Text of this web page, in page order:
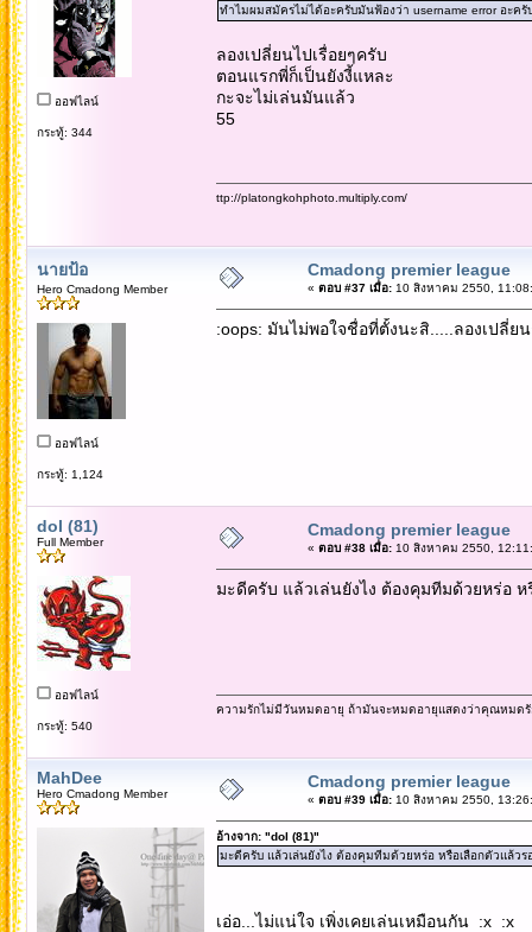
ออฟไลน์
กระทู้: 344
ทำไมผมสมัครไม่ได้อะครับมันฟ้องว่า username error อะครั
ลองเปลี่ยนไปเรื่อยๆครับ
ตอนแรกพี่ก็เป็นยังงี้แหละ
กะจะไม่เล่นมันแล้ว
55
ttp://platongkohphoto.multiply.com/
นายป้อ
Hero Cmadong Member
ออฟไลน์
กระทู้: 1,124
Cmadong premier league
« ตอบ #37 เมื่อ:10 สิงหาคม 2550,
:oops: มันไม่พอใจชื่อที่ตั้งนะสิ.....ลองเปลี่ย
dol (81)
Full Member
ออฟไลน์
กระทู้: 540
Cmadong premier league
« ตอบ #38 เมื่อ:10 สิงหาคม 2550,
มะดีครับ แล้วเล่นยังไง ต้องคุมทีมด้วยหร่อ
ความรักไม่มีวันหมดอายุ ถ้ามันจะหมดอายุแสดงว่าคุณหมดรั
MahDee
Hero Cmadong Member
Cmadong premier league
« ตอบ #39 เมื่อ:10 สิงหาคม 2550,
อ้างจาก: "dol (81)"
มะดีครับ แล้วเล่นยังไง ต้องคุมทีมด้วยหร่อ หรือเลือกตัวแล้วร
เอ่อ...ไม่แน่ใจ เพิ่งเคยเล่นเหมือนกัน :x :x